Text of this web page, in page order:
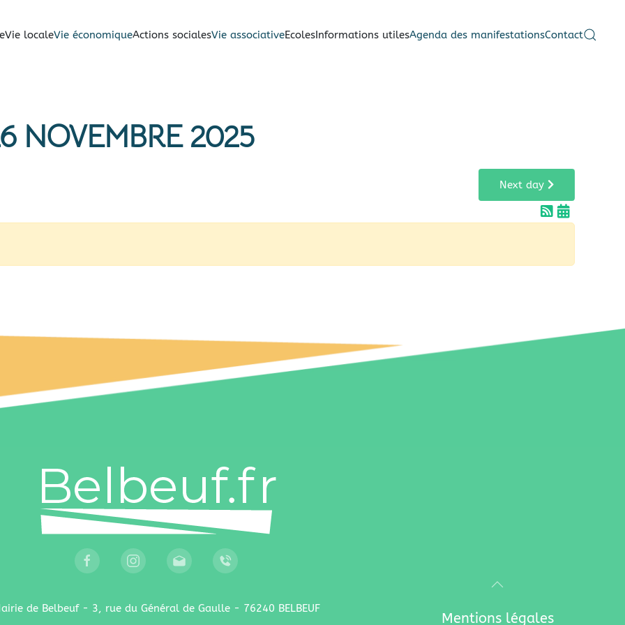
Vie localeVie économiqueActions socialesVie associativeEcolesInformations utilesAgenda des manifestationsContact
NOVEMBRE 2025
Next day
de Belbeuf - 3, rue du Général de Gaulle - 76240 BELBEUF
Mentions légales